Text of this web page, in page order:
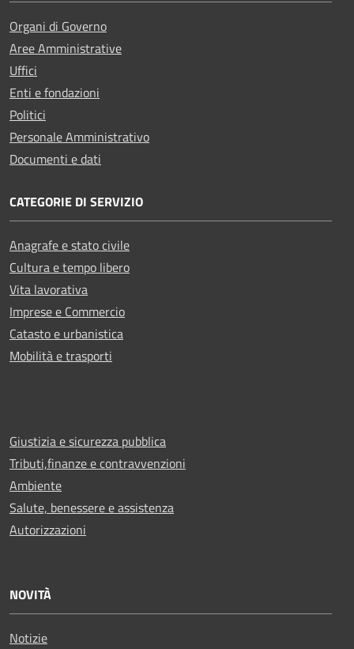
Organi di Governo
Aree Amministrative
Uffici
Enti e fondazioni
Politici
Personale Amministrativo
Documenti e dati
CATEGORIE DI SERVIZIO
Anagrafe e stato civile
Cultura e tempo libero
Vita lavorativa
Imprese e Commercio
Catasto e urbanistica
Mobilità e trasporti
Giustizia e sicurezza pubblica
Tributi,finanze e contravvenzioni
Ambiente
Salute, benessere e assistenza
Autorizzazioni
NOVITÀ
Notizie